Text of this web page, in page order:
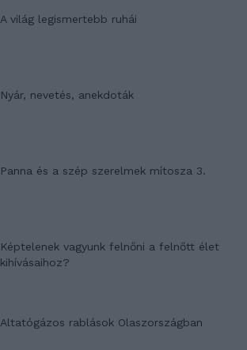
A világ legismertebb ruhái
Nyár, nevetés, anekdoták
Panna és a szép szerelmek mítosza 3.
Képtelenek vagyunk felnőni a felnőtt élet
kihívásaihoz?
Altatógázos rablások Olaszországban